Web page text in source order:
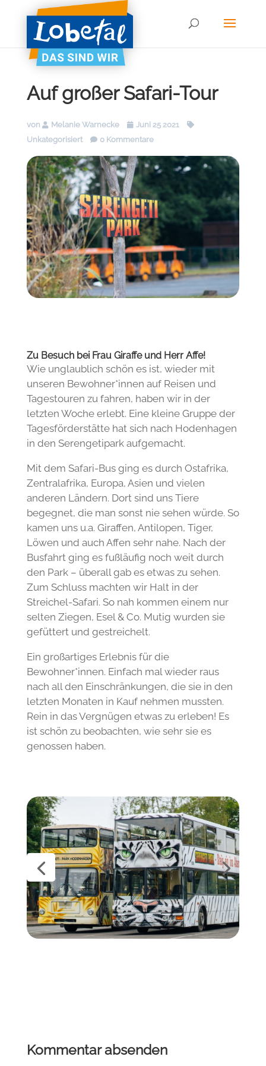
Auf großer Safari-Tour
von Melanie Warnecke
Juni 25 2021
Unkategorisiert
0 Kommentare
Zu Besuch bei Frau Giraffe und Herr Affe!
Wie unglaublich schön es ist, wieder mit
unseren Bewohner*innen auf Reisen und
Tagestouren zu fahren, haben wir in der
letzten Woche erlebt. Eine kleine Gruppe der
Tagesförderstätte hat sich nach Hodenhagen
in den Serengetipark aufgemacht.
Mit dem Safari-Bus ging es durch Ostafrika,
Zentralafrika, Europa, Asien und vielen
anderen Ländern. Dort sind uns Tiere
begegnet, die man sonst nie sehen würde. So
kamen uns u.a. Giraffen, Antilopen, Tiger,
Löwen und auch Affen sehr nahe. Nach der
Busfahrt ging es fußläufig noch weit durch
den Park – überall gab es etwas zu sehen.
Zum Schluss machten wir Halt in der
Streichel-Safari. So nah kommen einem nur
selten Ziegen, Esel & Co. Mutig wurden sie
gefüttert und gestreichelt.
Ein großartiges Erlebnis für die
Bewohner*innen. Einfach mal wieder raus
nach all den Einschränkungen, die sie in den
letzten Monaten in Kauf nehmen mussten.
Rein in das Vergnügen etwas zu erleben! Es
ist schön zu beobachten, wie sehr sie es
genossen haben.
Kommentar absenden